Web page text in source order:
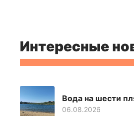
Интересные
Вода на шести
06.08.2026